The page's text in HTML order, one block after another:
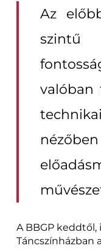
Az
valóban
A BBGP keddtől,
Táncszínházban